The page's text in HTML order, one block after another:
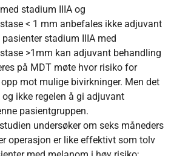
stadium IIIA og
< 1 mm anbefales ikke adjuvant
stadium IIIA med
>1mm kan adjuvant behandling
på MDT møte hvor risiko for
mot mulige bivirkninger. Men det
ikke regelen å gi adjuvant
pasientgruppen.
undersøker om seks måneders
operasjon er like effektivt som tolv